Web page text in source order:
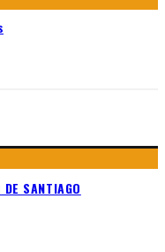
SANTIAGO